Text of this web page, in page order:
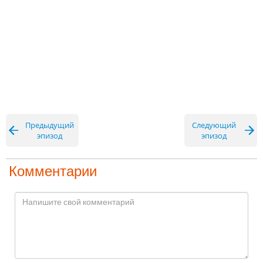
Предыдущий
эпизод
Следующий
эпизод
Комментарии